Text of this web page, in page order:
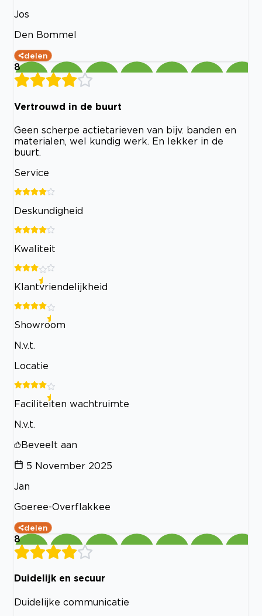
Jos
Den Bommel
delen
8
Vertrouwd in de buurt
Geen scherpe actietarieven van bijv. banden en
materialen, wel kundig werk. En lekker in de
buurt.
Service
Deskundigheid
Kwaliteit
Klantvriendelijkheid
Showroom
N.v.t.
Locatie
Faciliteiten wachtruimte
N.v.t.
Beveelt aan
5 November 2025
Jan
Goeree-Overflakkee
delen
8
Duidelijk en secuur
Duidelijke communicatie